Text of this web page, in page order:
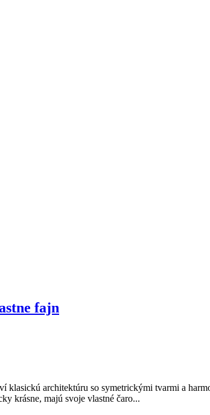
fajn
klasickú architektúru so symetrickými tvarmi a
krásne, majú svoje vlastné čaro...